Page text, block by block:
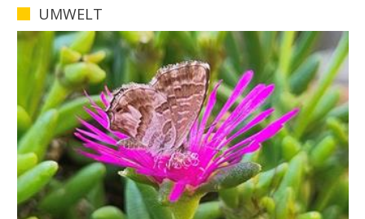
UMWELT